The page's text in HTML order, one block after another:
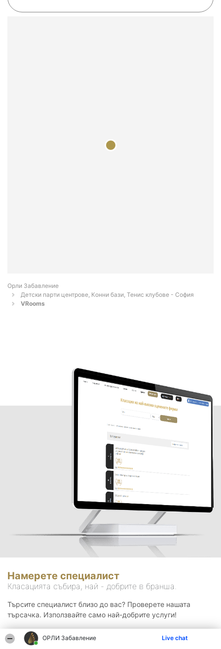
ОРЛИ Забавление Live chat
Орли Забавление
Детски парти центрове, Конни бази, Тенис клубове - София
VRooms
Намерете специалист
Класацията събира, най - добрите в бранша.
Търсите специалист близо до вас? Проверете нашата
търсачка. Използвайте само най-добрите услуги!